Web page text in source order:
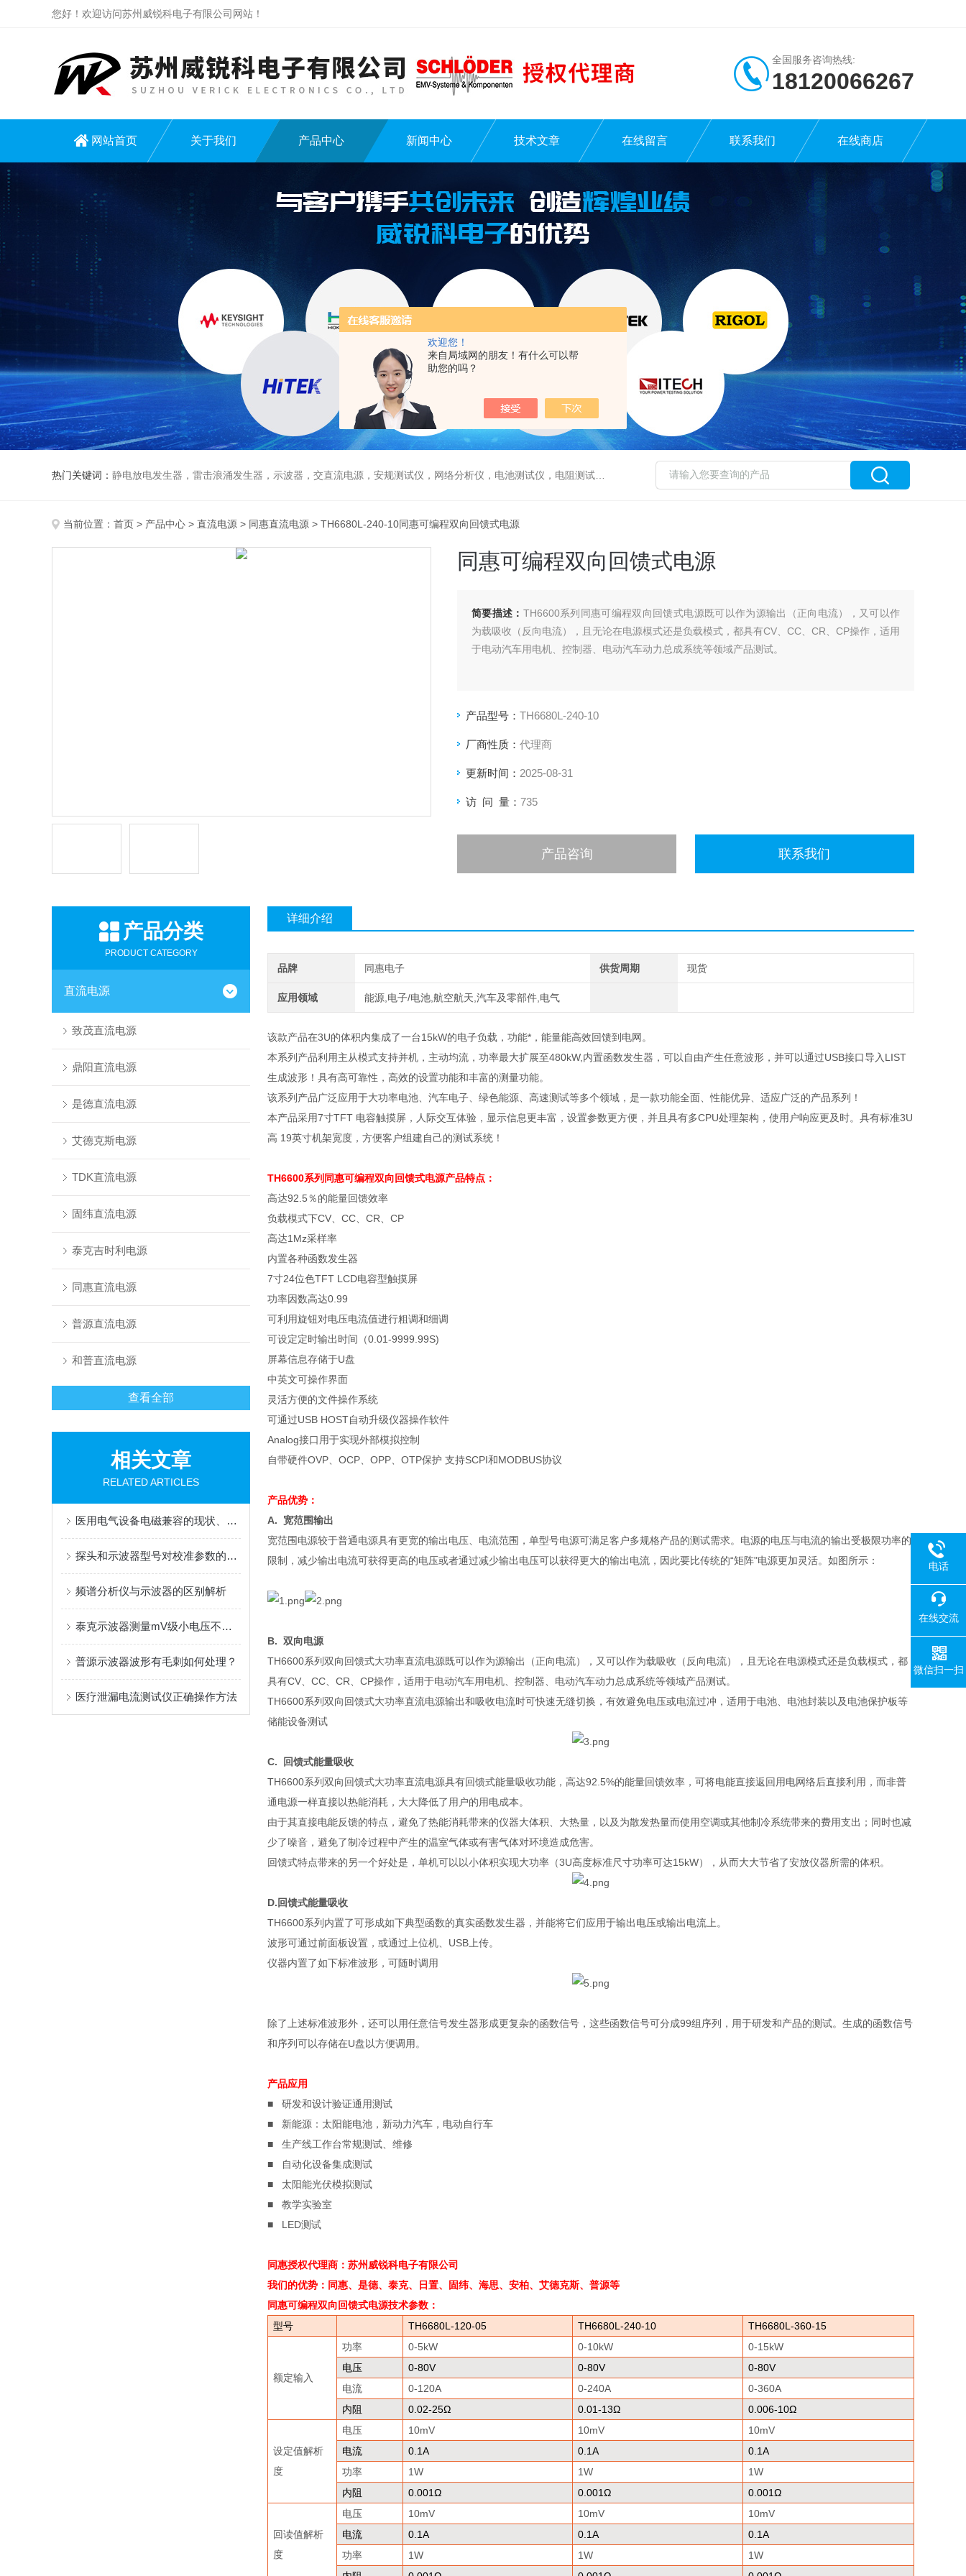
欢迎您！
来自局域网的朋友！有什么可以帮
助您的吗？
您好！欢迎访问苏州威锐科电子有限公司网站！
全国服务咨询热线:
18120066267
网站首页 关于我们 产品中心 新闻中心 技术文章 在线留言 联系我们 在线商店
热门关键词： 静电放电发生器，雷击浪涌发生器，示波器，交直流电源，安规测试仪，网络分析仪，电池测试仪，电阻测试仪，数据采集仪
当前位置： 首页 > 产品中心 > 直流电源 > 同惠直流电源 > TH6680L-240-10同惠可编程双向回馈式电源
同惠可编程双向回馈式电源
简要描述： TH6600系列同惠可编程双向回馈式电源既可以作为源输出（正向电流），又可以作
为载吸收（反向电流），且无论在电源模式还是负载模式，都具有CV、CC、CR、CP操作，适用
于电动汽车用电机、控制器、电动汽车动力总成系统等领域产品测试。
产品型号： TH6680L-240-10
厂商性质： 代理商
更新时间： 2025-08-31
访 问 量： 735
产品咨询 联系我们
产品分类
PRODUCT CATEGORY
直流电源
致茂直流电源
鼎阳直流电源
是德直流电源
艾德克斯电源
TDK直流电源
固纬直流电源
泰克吉时利电源
同惠直流电源
普源直流电源
和普直流电源
查看全部
相关文章
RELATED ARTICLES
医用电气设备电磁兼容的现状、发展动向及专业医用电磁兼容试验室的建设
探头和示波器型号对校准参数的影响
频谱分析仪与示波器的区别解析
泰克示波器测量mV级小电压不准确的调整方法
普源示波器波形有毛刺如何处理？
医疗泄漏电流测试仪正确操作方法
详细介绍
品牌 同惠电子 供货周期 现货
应用领域 能源,电子/电池,航空航天,汽车及零部件,电气
该款产品在3U的体积内集成了一台15kW的电子负载，功能*，能量能高效回馈到电网。
本系列产品利用主从模式支持并机，主动均流，功率最大扩展至480kW, 内置函数发生器，可以自由产生任意波形，并可以通过USB接口导入 LIST
生成波形！具有高可靠性，高效的设置功能和丰富的测量功能。
该系列产品广泛应用于大功率电池、汽车电子、绿色能源、高速测试等多个领域，是一款功能全面、性能优异、适应广泛的产品系列！
本产品采用7寸TFT 电容触摸屏，人际交互体验，显示信息更丰富，设置参数更方便，并且具有多CPU处理架构，使用户响应更及时。具有标准3U
高 19英寸机架宽度，方便客户组建自己的测试系统！
TH6600系列同惠可编程双向回馈式电源产品特点：
高达92.5％的能量回馈效率
负载模式下CV CC CR
CP
高达1Mz采样率
内置各种函数发生器
7寸24位色TFT LCD电容型触摸屏
功率因数高达0.99
可利用旋钮对电压电流值进行粗调和细调
可设定定时输出时间（0.01-9999.99S)
屏幕信息存储于U盘
中英文可操作界面
灵活方便的文件操作系统
可通过USB HOST自动升级仪器操作软件
Analog接口用于实现外部模拟控制
自带硬件OVP OCP OPP OTP保护 支持SCPI和MODBUS协议
产品优势：
A. 宽范围输出
宽范围电源较于普通电源具有更宽的输出电压、电流范围，单型号电源可满足客户多规格产品的测试需求。电源的电压与电流的输出受极限功率的
限制，减少输出电流可获得更高的电压或者通过减少输出电压可以获得更大的输出电流，因此要比传统的“矩阵"电源更加灵活。如图所示：
B. 双向电源
TH6600系列双向回馈式大功率直流电源既可以作为源输出（正向电流），又可以作为载吸收（反向电流），且无论在电源模式还是负载模式，都
具有CV CC CR CP操作，适用于电动汽车用电机、控制器、电动汽车动力总成系统等领域产品测试。
TH6600系列双向回馈式大功率直流电源输出和吸收电流时可快速无缝切换，有效避免电压或电流过冲，适用于电池、电池封装以及电池保护板等
储能设备测试
C.
回馈式能量吸收
TH6600系列双向回馈式大功率直流电源具有回馈式能量吸收功能，高达92.5%的能量回馈效率，可将电能直接返回用电网络后直接利用，而非普
通电源一样直接以热能消耗，大大降低了用户的用电成本。
由于其直接电能反馈的特点，避免了热能消耗带来的仪器大体积、大热量，以及为散发热量而使用空调或其他制冷系统带来的费用支出；同时也减
少了噪音，避免了制冷过程中产生的温室气体或有害气体对环境造成危害。
回馈式特点带来的另一个好处是，单机可以以小体积实现大功率（3U高度标准尺寸功率可达15kW），从而大大节省了安放仪器所需的体积。
D.回馈式能量吸收
TH6600系列内置了可形成如下典型函数的真实函数发生器，并能将它们应用于输出电压或输出电流上。
波形可通过前面板设置，或通过上位机、 USB 上传。
仪器内置了如下标准波形，可随时调用
除了上述标准波形外，还可以用任意信号发生器形成更复杂的函数信号，这些函数信号可分成99组序列，用于研发和产品的测试。生成的函数信号
和序列可以存储在U盘以方便调用。
产品应用
■
研发和设计验证通用测试
■
新能源：太阳能电池，新动力汽车，电动自行车
■
生产线工作台常规测试、维修
■
自动化设备集成测试
■
太阳能光伏模拟测试
■
教学实验室
■ LED测试
同惠授权代理商：苏州威锐科电子有限公司
我们的优势：同惠、是德、泰克、日置、固纬、海思、安柏、艾德克斯、普源等
同惠可编程双向回馈式电源技术参数：
型号
TH6680L-120-05 TH6680L-240-10 TH6680L-360-15
额定输入
功率 0-5kW 0-10kW
0-15kW
电压
0-80V 0-80V
0-80V
电流
0-120A 0-240A
0-360A
内阻
0.02-25Ω 0.01-13Ω 0.006-10Ω
设定值解析
度
电压 10mV 10mV
10mV
电流
0.1A 0.1A
0.1A
功率
1W 1W
1W
内阻
0.001Ω 0.001Ω 0.001Ω
回读值解析
度
电压 10mV 10mV
10mV
电流
0.1A 0.1A
0.1A
功率
1W 1W
1W
电话
在线交流
微信扫一扫